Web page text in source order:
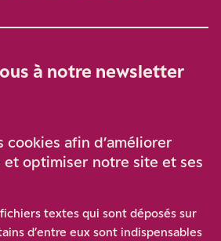
à notre newsletter
pour conforter la démocratie en
cookies afin d’améliorer
optimiser notre site et ses
textes qui sont déposés sur
d’entre eux sont indispensables